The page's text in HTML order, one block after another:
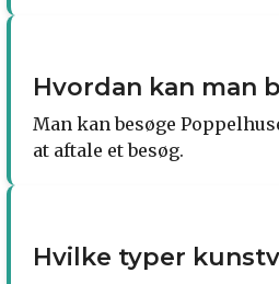
Hvordan kan man
Man kan besøge
at aftale et besøg.
Hvilke typer